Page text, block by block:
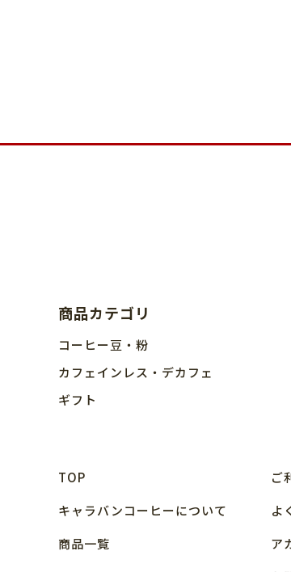
商品カテゴリ
コーヒー豆・粉
カフェインレス・デカフェ
ギフト
TOP
キャラバンコーヒーについて
商品⼀覧
ご
よ
ア